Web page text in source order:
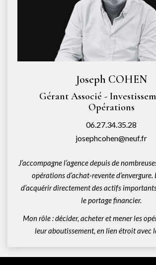
Joseph COHEN
Gérant Associé -
Opérations
06.27.34.35.28
josephcohen@neuf.fr
J’accompagne l’agence depuis de
opérations d’achat-revente
d’acquérir directement des actifs importants
le portage financier.
Mon rôle : décider, acheter et mener les
leur aboutissement, en lien étroit avec